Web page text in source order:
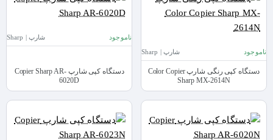
ناموجود شارپ | Sharp
دستگاه کپی رنگی شارپ Color Copier
Sharp MX-2614N
ناموجود شارپ | Sharp
دستگاه کپی شارپ Copier Sharp AR-
6020D